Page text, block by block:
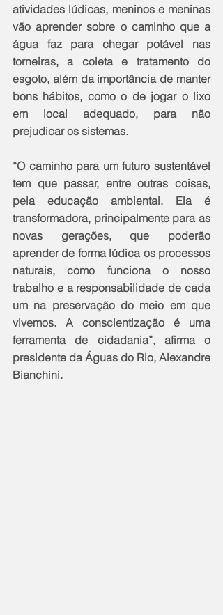
atividades lúdicas, meninos e meninas
vão aprender sobre o caminho que a
água faz para chegar potável nas
torneiras, a coleta e tratamento do
esgoto, além da importância de manter
bons hábitos, como o de jogar o lixo
em local adequado, para não
prejudicar os sistemas.
“O caminho para um futuro sustentável
tem que passar, entre outras coisas,
pela educação ambiental. Ela é
transformadora, principalmente para as
novas gerações, que poderão
aprender de forma lúdica os processos
naturais, como funciona o nosso
trabalho e a responsabilidade de cada
um na preservação do meio em que
vivemos. A conscientização é uma
ferramenta de cidadania”, afirma o
presidente da Águas do Rio, Alexandre
Bianchini.